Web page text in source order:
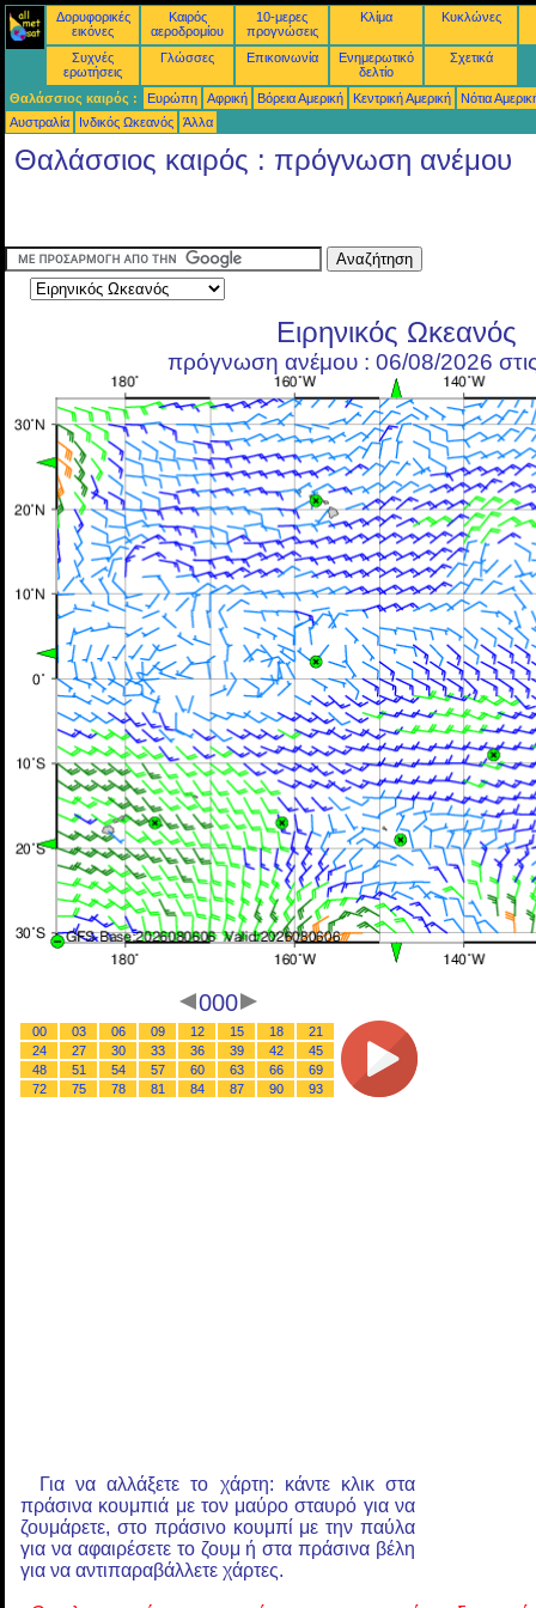
Δορυφορικές
εικόνες
Καιρός
αεροδρομίου
10-μερες
προγνώσεις
Κλίμα Κυκλώνες
Συχνές
ερωτήσεις
Γλώσσες Επικοινωνία
Ενημερωτικό
δελτίο
Σχετικά
Θαλάσσιος καιρός : Ευρώπη Αφρική Βόρεια Αμερική Κεντρική Αμερική
Νότια
Αυστραλία
Ινδικός Ωκεανός Άλλα
Θαλάσσιος καιρός : πρόγνωση ανέμου
Ειρηνικός Ωκεανός
πρόγνωση ανέμου : 06/08/2026
000
00 03 06 09 12 15 18
21
24
27 30 33 36 39 42
45
48
51 54 57 60 63 66
69
72
75 78 81 84 87 90 93
Για να αλλάξετε το χάρτη: κάντε κλικ στα
πράσινα κουμπιά με τον μαύρο σταυρό για να
ζουμάρετε, στο πράσινο κουμπί με την παύλα
για να αφαιρέσετε το ζουμ ή στα πράσινα βέλη
για να αντιπαραβάλλετε χάρτες.